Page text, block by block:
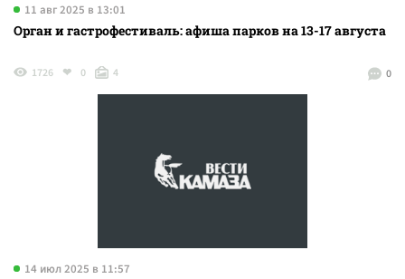
11 авг 2025 в 13:01
Орган и гастрофестиваль: афиша парков на 13-17 августа
0
1726 0 4
14 июл 2025 в 11:57